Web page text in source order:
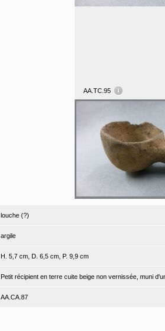
AA.TC.95
louche (?)
argile
H. 5,7 cm, D. 6,5 cm, P. 9,9 cm
Petit récipient en terre cuite beige non vernissée, muni
AA.CA.87